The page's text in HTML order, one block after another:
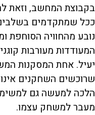
בקבוצת המחשב, וזאת
ככל שמתקדמים
נובע מהחוויה הסוחפת
המעודדות מעורבות
יעיל. אחת המסקנות
שרוכשים השחקנים
הלכה למעשה גם
מעבר למשחק עצמו.